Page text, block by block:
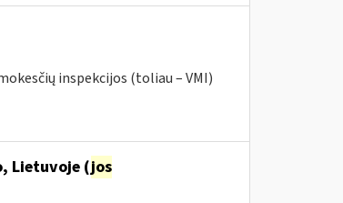
inspekcijos (toliau – VMI)
Lietuvoje (jos